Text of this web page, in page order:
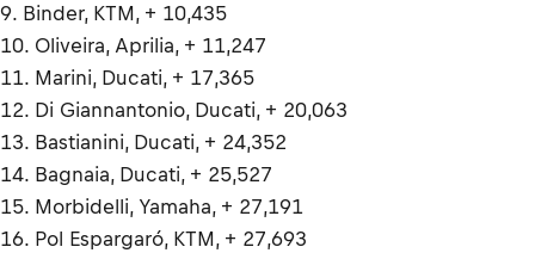
9. Binder, KTM, + 10,435
10. Oliveira, Aprilia, + 11,247
11. Marini, Ducati, + 17,365
12. Di Giannantonio, Ducati, + 20,063
13. Bastianini, Ducati, + 24,352
14. Bagnaia, Ducati, + 25,527
15. Morbidelli, Yamaha, + 27,191
16. Pol Espargaró, KTM, + 27,693